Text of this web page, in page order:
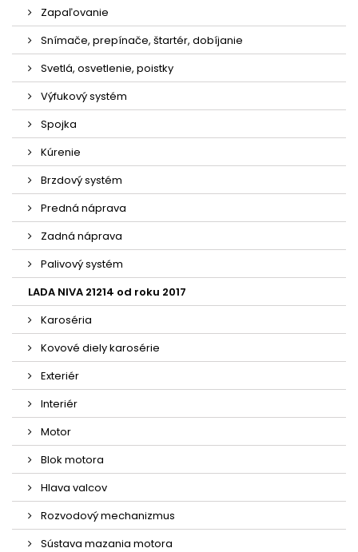
Zapaľovanie
Snímače, prepínače, štartér, dobíjanie
Svetlá, osvetlenie, poistky
Výfukový systém
Spojka
Kúrenie
Brzdový systém
Predná náprava
Zadná náprava
Palivový systém
LADA NIVA 21214 od roku 2017
Karoséria
Kovové diely karosérie
Exteriér
Interiér
Motor
Blok motora
Hlava valcov
Rozvodový mechanizmus
Sústava mazania motora